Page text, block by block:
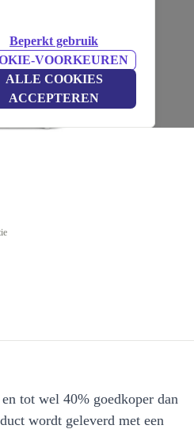
Beperkt gebruik
VOORKEUREN
ALLE COOKIES
ACCEPTEREN
tot wel 40% goedkoper dan
wordt geleverd met een